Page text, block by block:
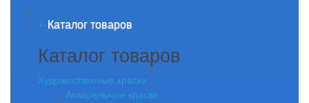
+- Каталог товаров
Каталог товаров
Художественные краски
Акварельные краски